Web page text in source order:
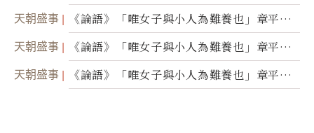
天朝盛事
《論語》「唯女子與小人為難養也」章平議
（三）
天朝盛事
《論語》「唯女子與小人為難養也」章平議
（二）
天朝盛事
《論語》「唯女子與小人為難養也」章平議
（一）